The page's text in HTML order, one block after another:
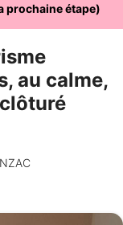
prochaine étape)
au calme,